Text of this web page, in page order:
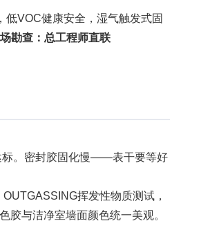
VOC健康安全，湿气触发式固
勘查：总工程师直联
标。密封胶固化慢——表干要等好
挥发性物质测试，
与洁净室墙面颜色统一美观。